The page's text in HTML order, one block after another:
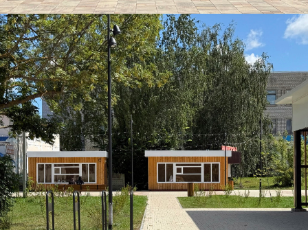
Согласно проекту ул. Республиканская стала
пешеходной. На ней появилось праздничное
освещение, были установлены навесы с качелями
и устроена зона для размещения ярмарочных
павильонов.